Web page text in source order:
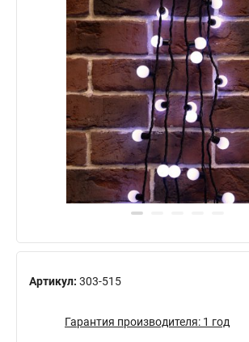
Артикул: 303-515
Гарантия производителя: 1 год